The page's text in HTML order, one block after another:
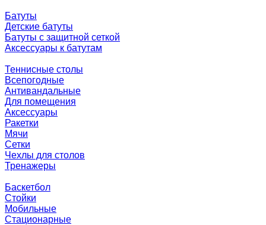
Батуты
Детские батуты
Батуты с защитной сеткой
Аксессуары к батутам
Теннисные столы
Всепогодные
Антивандальные
Для помещения
Аксессуары
Ракетки
Мячи
Сетки
Чехлы для столов
Тренажеры
Баскетбол
Стойки
Мобильные
Стационарные